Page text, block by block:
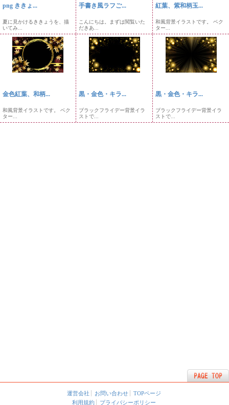
png ききょ...
夏に見かけるききょうを、描
いてみ...
手書き風ラフご...
こんにちは。まずは閲覧いた
だきあ...
紅葉、紫和柄玉...
和風背景イラストです。 ベク
ター...
金色紅葉、和柄...
和風背景イラストです。 ベク
ター...
黒・金色・キラ...
ブラックフライデー背景イラ
ストで...
黒・金色・キラ...
ブラックフライデー背景イラ
ストで...
運営会社 お問い合わせ
TOPページ
利用規約
プライバシーポリシー